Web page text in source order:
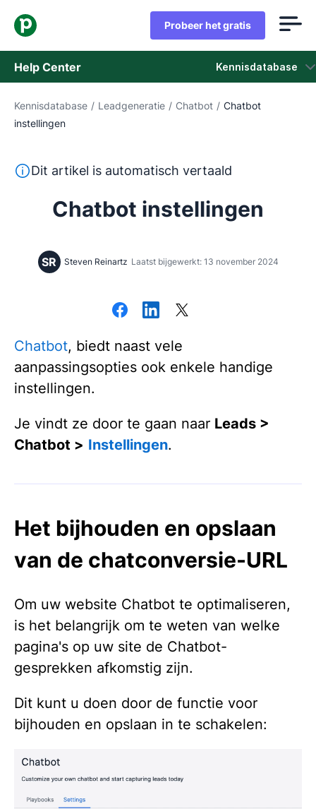
Probeer het gratis
Help Center Kennisdatabase
Kennisdatabase
Neem contact op met het ondersteuningsteam
Kennisdatabase / Leadgeneratie / Chatbot / Chatbot
instellingen
Deze tekst is automatisch vertaald uit het Engels,
Dit artikel is automatisch vertaald
Chatbot instellingen
SR Steven Reinartz Laatst bijgewerkt: 13 november 2024
Chatbot, biedt naast vele
aanpassingsopties ook enkele handige
instellingen.
Je vindt ze door te gaan naar Leads >
Chatbot > Instellingen.
Het bijhouden en opslaan
van de chatconversie-URL
Om uw website Chatbot te optimaliseren,
is het belangrijk om te weten van welke
pagina's op uw site de Chatbot-
gesprekken afkomstig zijn.
Dit kunt u doen door de functie voor
bijhouden en opslaan in te schakelen: